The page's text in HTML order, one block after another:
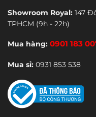
Showroom Royal: 147
TPHCM (9h - 22h)
Mua hàng: 0901 183
Mua sỉ: 0931 853 538